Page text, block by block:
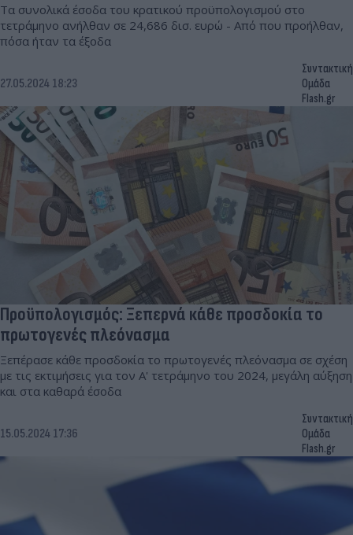
Τα συνολικά έσοδα του κρατικού προϋπολογισμού στο
τετράμηνο ανήλθαν σε 24,686 δισ. ευρώ - Από που προήλθαν,
πόσα ήταν τα έξοδα
27.05.2024 18:23
Συντακτική
Ομάδα
Flash.gr
Προϋπολογισμός: Ξεπερνά κάθε προσδοκία το
πρωτογενές πλεόνασμα
Ξεπέρασε κάθε προσδοκία το πρωτογενές πλεόνασμα σε σχέση
με τις εκτιμήσεις για τον Α' τετράμηνο του 2024, μεγάλη αύξηση
και στα καθαρά έσοδα
15.05.2024 17:36
Συντακτική
Ομάδα
Flash.gr